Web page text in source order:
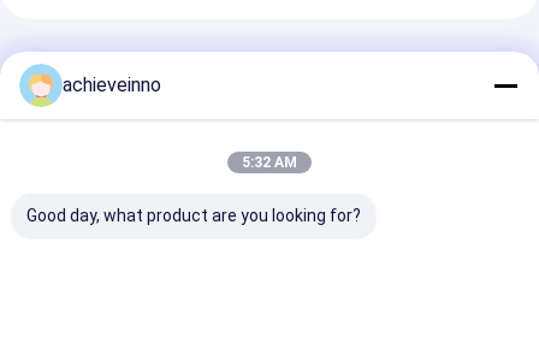
추천된 제품
achieveinno
5:32 AM
Good day, what product are you looking for?